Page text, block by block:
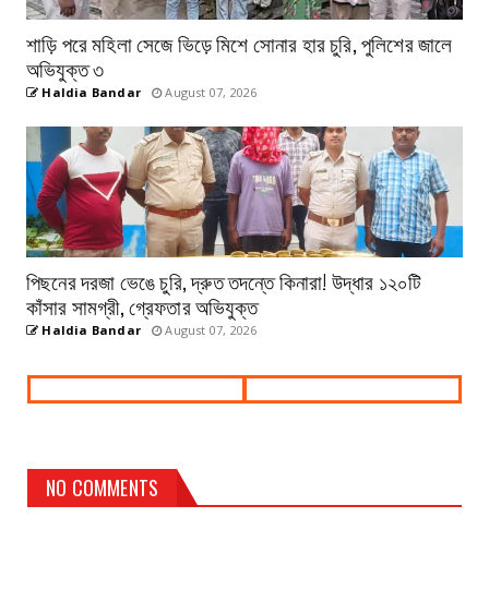
শাড়ি পরে মহিলা সেজে ভিড়ে মিশে সোনার হার চুরি, পুলিশের জালে
অভিযুক্ত ৩
Haldia Bandar August 07, 2026
পিছনের দরজা ভেঙে চুরি, দ্রুত তদন্তে কিনারা! উদ্ধার ১২০টি
কাঁসার সামগ্রী, গ্রেফতার অভিযুক্ত
Haldia Bandar August 07, 2026
NO COMMENTS